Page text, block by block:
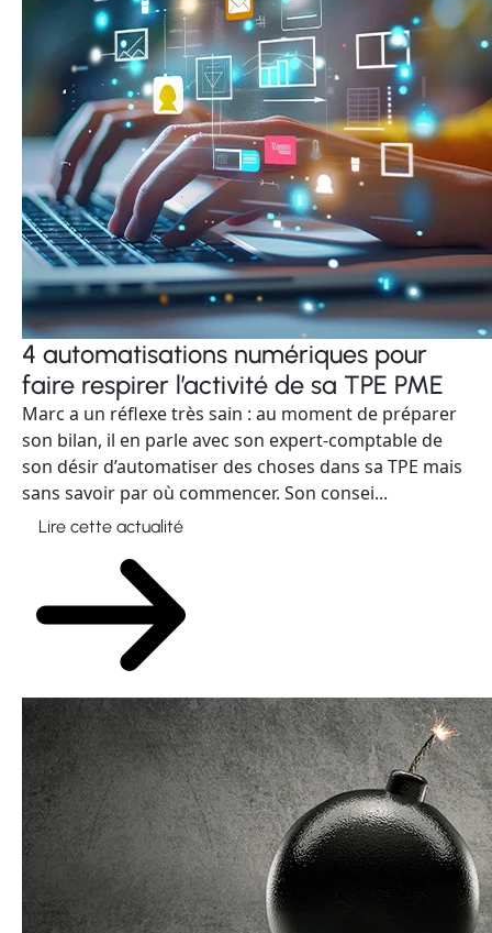
4 automatisations numériques pour
faire respirer l’activité de sa TPE PME
Marc a un réflexe très sain : au moment de préparer
son bilan, il en parle avec son expert-comptable de
son désir d’automatiser des choses dans sa TPE mais
sans savoir par où commencer. Son consei...
Lire cette actualité